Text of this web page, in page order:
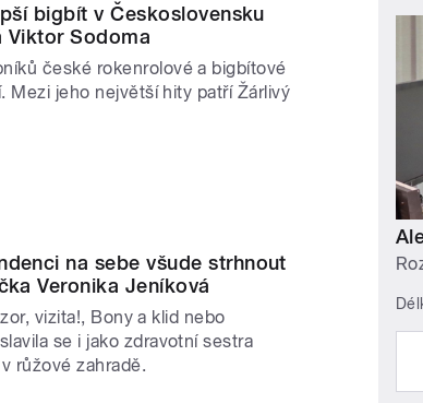
bigbít v Československu
Viktor Sodoma
české rokenrolové a bigbítové
Mezi jeho největší hity patří Žárlivý
na sebe všude strhnout
Veronika Jeníková
vizita!, Bony a klid nebo
se i jako zdravotní sestra
růžové zahradě.